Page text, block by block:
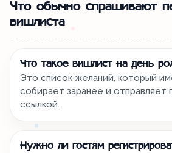
Что обычно спрашивают
вишлиста
Что такое вишлист на день
Это список желаний, который
собирает заранее и отправляет
ссылкой.
Нужно ли гостям